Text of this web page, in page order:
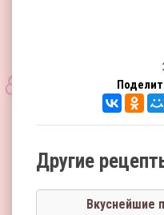
Другие
Вкуснейшие